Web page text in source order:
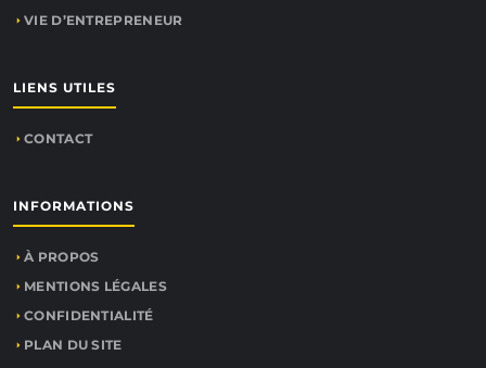
VIE D’ENTREPRENEUR
LIENS UTILES
CONTACT
INFORMATIONS
À PROPOS
MENTIONS LÉGALES
CONFIDENTIALITÉ
PLAN DU SITE